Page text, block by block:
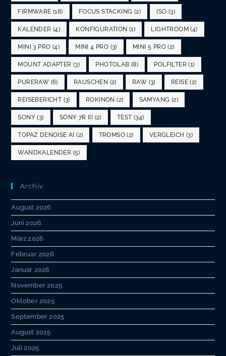
FIRMWARE (18) FOCUS STACKING (2) ISO (3)
KALENDER (4) KONFIGURATION (1) LIGHTROOM (4)
MINI 3 PRO (4) MINI 4 PRO (3) MINI 5 PRO (2)
MOUNT ADAPTER (3) PHOTOLAB (8) POLFILTER (1)
PURERAW (6) RAUSCHEN (2) RAW (3) REISE (2)
REISEBERICHT(3) ROKINON (2) SAMYANG (2)
SONY (3) SONY 7R III (2) TEST(34)
TOPAZ DENOISE AI (2) TROMSO (2) VERGLEICH (3)
WANDKALENDER (5)
Archiv
August 2026
Juni 2026
März 2026
Februar 2026
Januar 2026
November 2025
Oktober 2025
September 2025
August 2025
Juli 2025